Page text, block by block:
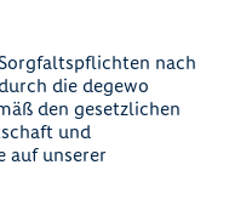
nach
die degewo
den gesetzlichen
und
auf unserer